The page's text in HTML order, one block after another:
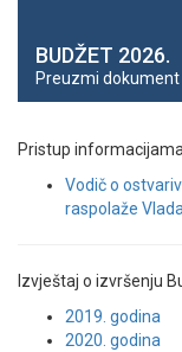
BUDŽET 2026.
Preuzmi dokument
Pristup
Vodič o
raspolaže
Izvještaj o izvršenju
2019. godina
2020. godina